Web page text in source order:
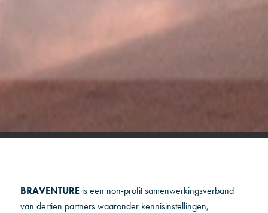
BRAVENTURE is een non-profit samenwerkingsverband
van dertien partners waaronder kennisinstellingen,